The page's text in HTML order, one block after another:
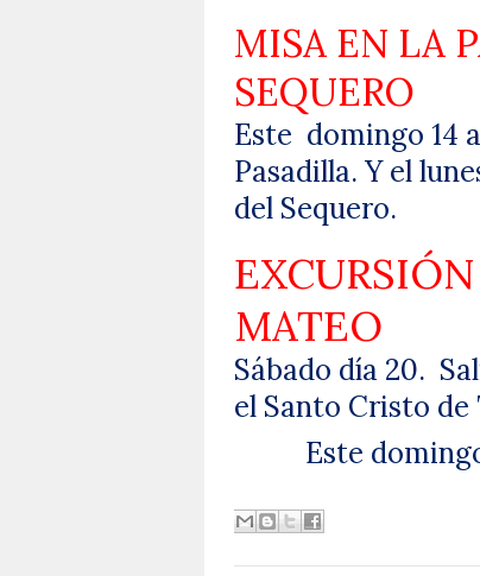
MISA EN LA
SEQUERO
Este domingo 14
Pasadilla. Y el
del Sequero.
MATEO
Sábado día 20.
el Santo Cristo de
Este